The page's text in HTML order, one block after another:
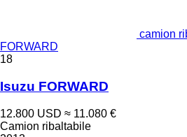
camion
FORWARD
18
Isuzu FORWARD
12.800 USD ≈ 11.080 €
Camion ribaltabile